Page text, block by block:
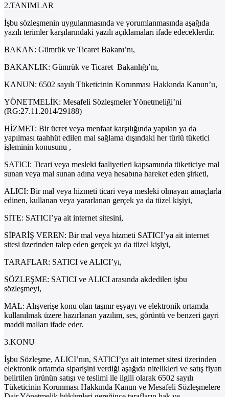
2.TANIMLAR
İşbu sözleşmenin uygulanmasında ve yorumlanmasında aşağıda
yazılı terimler karşılarındaki yazılı açıklamaları ifade edeceklerdir.
BAKAN: Gümrük ve Ticaret Bakanı’nı,
BAKANLIK: Gümrük ve Ticaret Bakanlığı’nı,
KANUN: 6502 sayılı Tüketicinin Korunması Hakkında Kanun’u,
YÖNETMELİK: Mesafeli Sözleşmeler Yönetmeliği’ni
(RG:27.11.2014/29188)
HİZMET: Bir ücret veya menfaat karşılığında yapılan ya da
yapılması taahhüt edilen mal sağlama dışındaki her türlü tüketici
işleminin konusunu ,
SATICI: Ticari veya mesleki faaliyetleri kapsamında tüketiciye mal
sunan veya mal sunan adına veya hesabına hareket eden şirketi,
ALICI: Bir mal veya hizmeti ticari veya mesleki olmayan amaçlarla
edinen, kullanan veya yararlanan gerçek ya da tüzel kişiyi,
SİTE: SATICI’ya ait internet sitesini,
SİPARİŞ VEREN: Bir mal veya hizmeti SATICI’ya ait internet
sitesi üzerinden talep eden gerçek ya da tüzel kişiyi,
TARAFLAR: SATICI ve ALICI’yı,
SÖZLEŞME: SATICI ve ALICI arasında akdedilen işbu
sözleşmeyi,
MAL: Alışverişe konu olan taşınır eşyayı ve elektronik ortamda
kullanılmak üzere hazırlanan yazılım, ses, görüntü ve benzeri gayri
maddi malları ifade eder.
3.KONU
İşbu Sözleşme, ALICI’nın, SATICI’ya ait internet sitesi üzerinden
elektronik ortamda siparişini verdiği aşağıda nitelikleri ve satış fiyatı
belirtilen ürünün satışı ve teslimi ile ilgili olarak 6502 sayılı
Tüketicinin Korunması Hakkında Kanun ve Mesafeli Sözleşmelere